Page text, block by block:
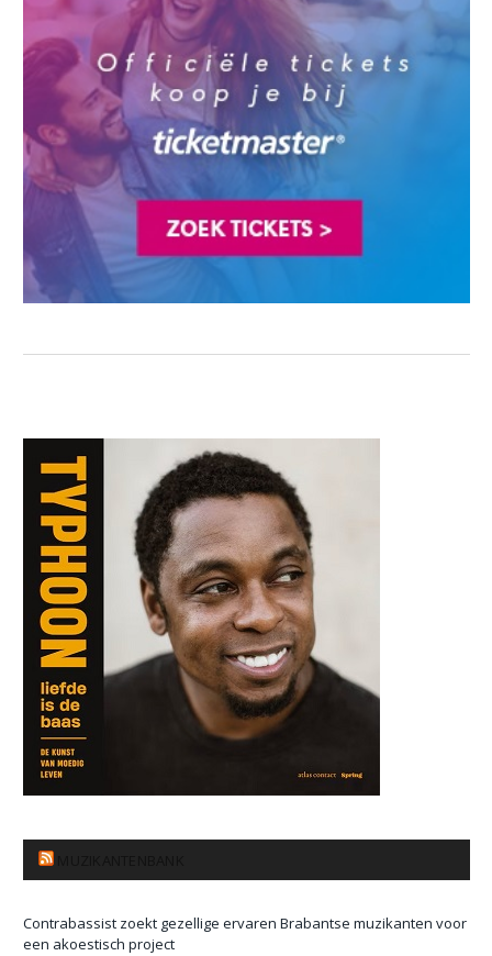
Contrabassist zoekt gezellige ervaren Brabantse muzikanten voor
een akoestisch project